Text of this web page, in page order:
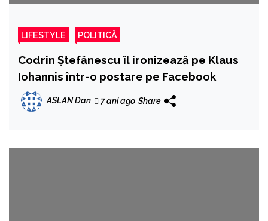
LIFESTYLE POLITICĂ
Codrin Ștefănescu îl ironizează pe Klaus
Iohannis într-o postare pe Facebook
ASLAN Dan 7 ani ago Share